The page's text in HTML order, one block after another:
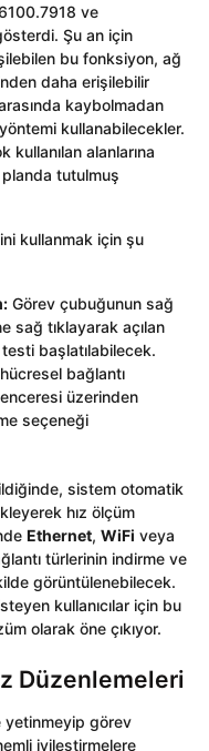
ve
Şu an için
bu fonksiyon, ağ
daha erişilebilir
arasında kaybolmadan
kullanabilecekler.
alanlarına
planda tutulmuş
kullanmak için şu
Görev çubuğunun sağ
sağ tıklayarak açılan
başlatılabilecek.
bağlantı
üzerinden
seçeneği
sistem otomatik
hız ölçüm
Ethernet, WiFi veya
türlerinin indirme ve
görüntülenebilecek.
kullanıcılar için bu
olarak öne çıkıyor.
Düzenlemeleri
yetinmeyip görev
iyileştirmelere